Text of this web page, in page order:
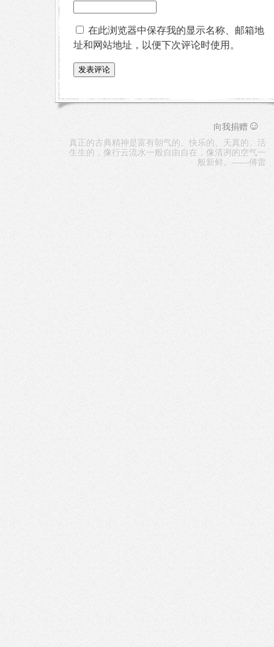
在此浏览器中保存我的显示名称、邮箱地
址和网站地址，以便下次评论时使用。
向我捐赠 ☺
真正的古典精神是富有朝气的、快乐的、天真的、活
生生的，像行云流水一般自由自在，像清冽的空气一
般新鲜。——傅雷